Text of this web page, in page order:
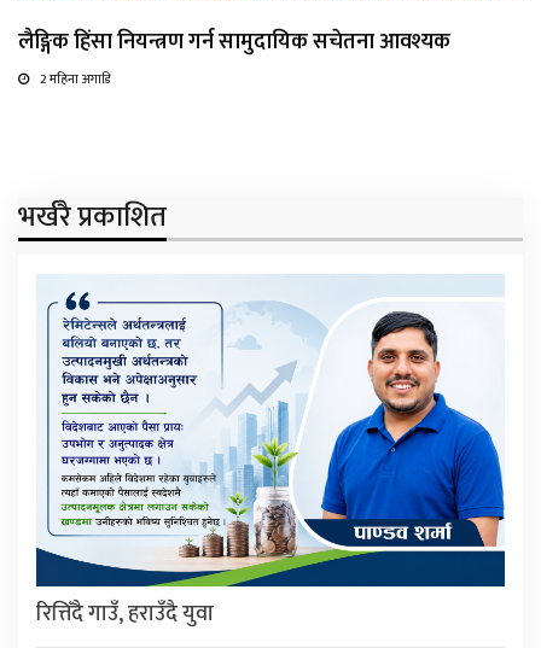
लैङ्गिक हिंसा नियन्त्रण गर्न सामुदायिक सचेतना आवश्यक
2 महिना अगाडि
भर्खरै प्रकाशित
रित्तिँदै गाउँ, हराउँदै युवा